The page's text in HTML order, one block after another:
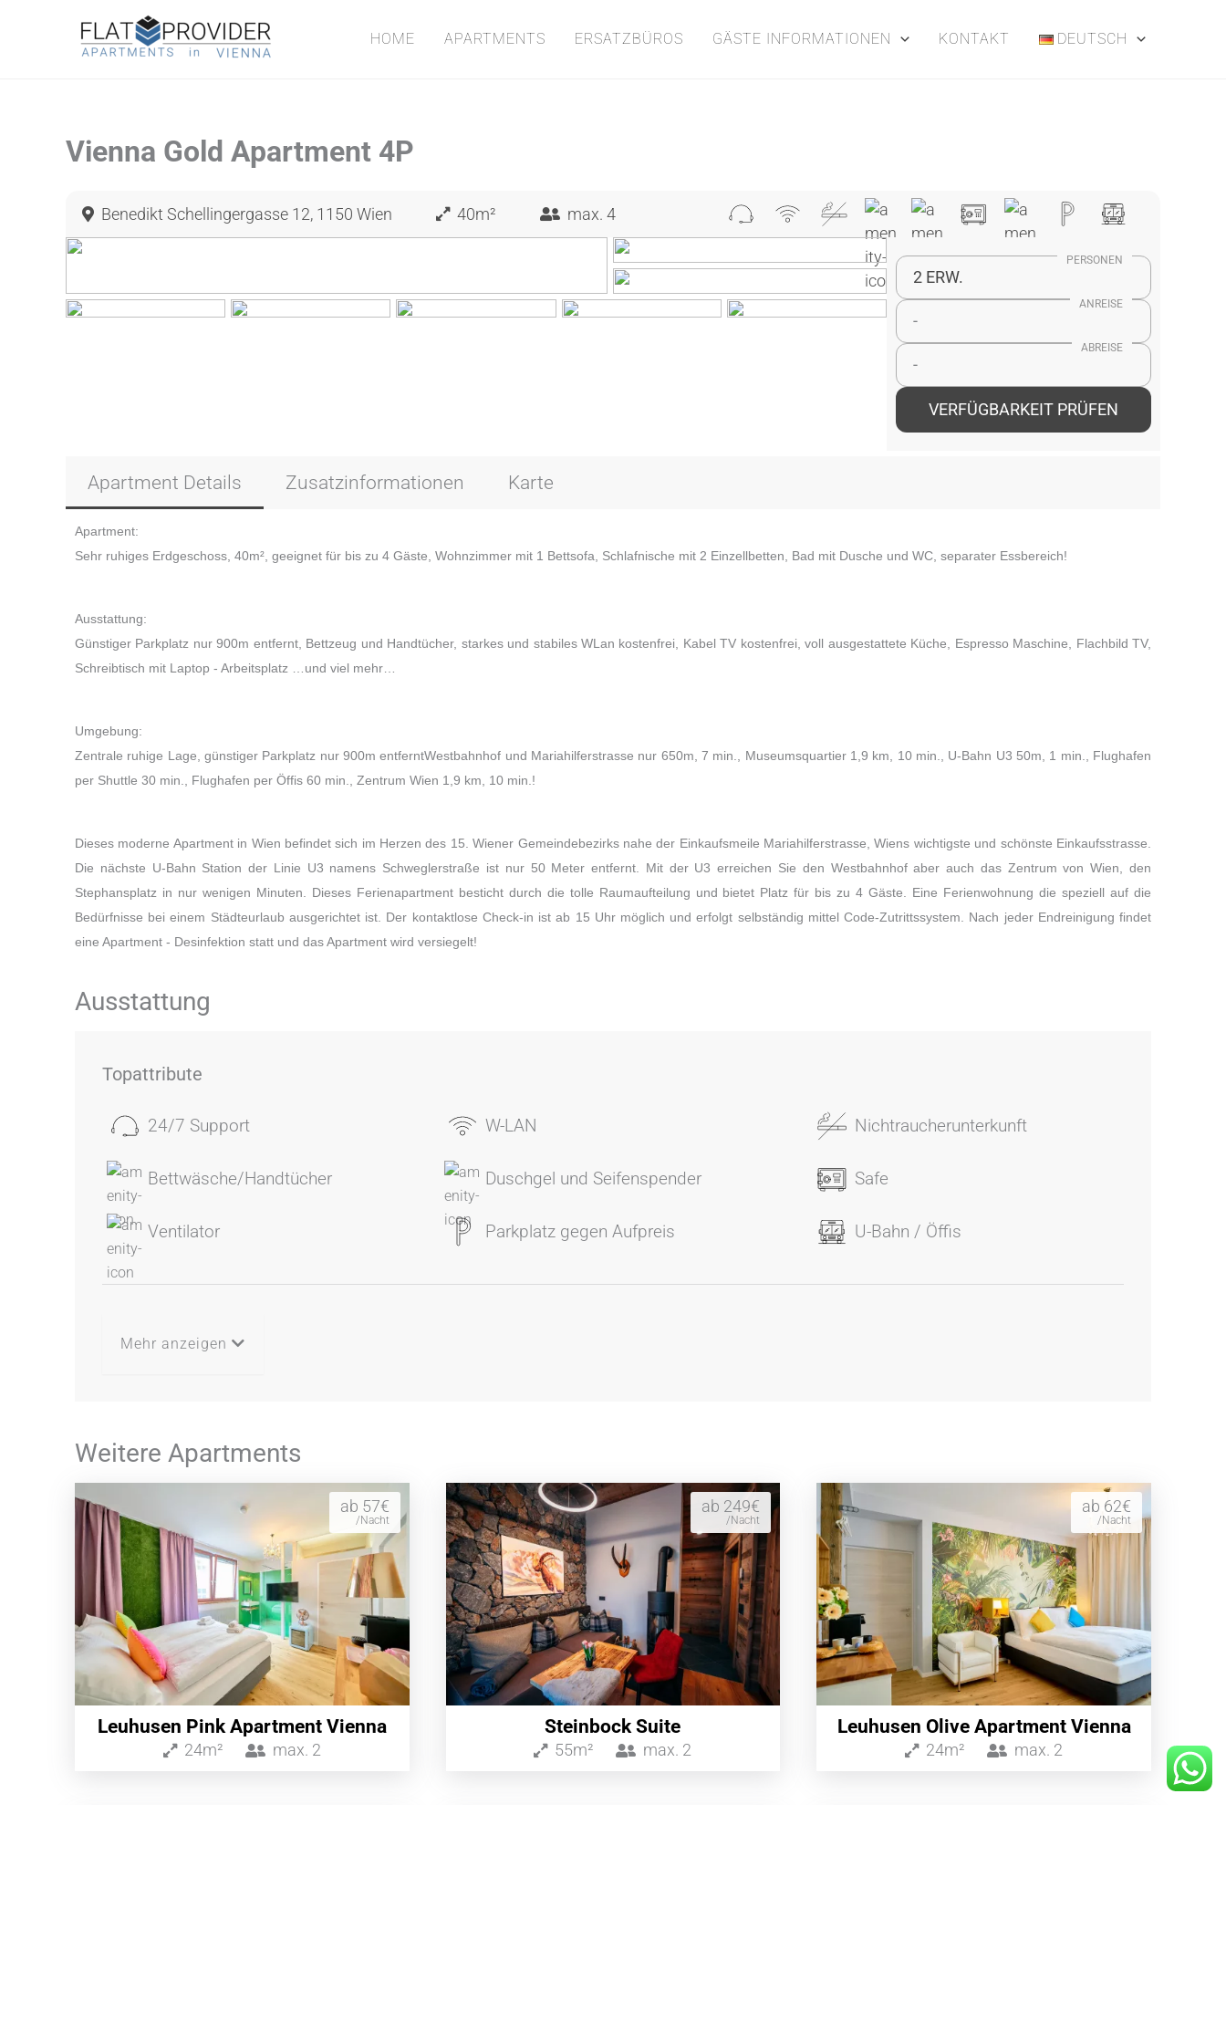
HOME APARTMENTS ERSATZBÜROS GÄSTE INFORMATIONEN KONTAKT DEUTSCH
Vienna Gold Apartment 4P
Benedikt Schellingergasse 12, 1150 Wien 40m² max. 4
PERSONEN
2 ERW.
ANREISE
-
ABREISE
-
VERFÜGBARKEIT PRÜFEN
Apartment Details Zusatzinformationen Karte
Apartment:
Sehr ruhiges Erdgeschoss, 40m², geeignet für bis zu 4 Gäste, Wohnzimmer mit 1 Bettsofa, Schlafnische mit 2 Einzellbetten, Bad mit Dusche und WC, separater Essbereich!
Ausstattung:
Günstiger Parkplatz nur 900m entfernt, Bettzeug und Handtücher, starkes und stabiles WLan kostenfrei, Kabel TV kostenfrei, voll ausgestattete Küche, Espresso Maschine, Flachbild TV,
Schreibtisch mit Laptop - Arbeitsplatz …und viel mehr…
Umgebung:
Zentrale ruhige Lage, günstiger Parkplatz nur 900m entferntWestbahnhof und Mariahilferstrasse nur 650m, 7 min., Museumsquartier 1,9 km, 10 min., U-Bahn U3 50m, 1 min., Flughafen
per Shuttle 30 min., Flughafen per Öffis 60 min., Zentrum Wien 1,9 km, 10 min.!
Dieses moderne Apartment in Wien befindet sich im Herzen des 15. Wiener Gemeindebezirks nahe der Einkaufsmeile Mariahilferstrasse, Wiens wichtigste und schönste Einkaufsstrasse.
Die nächste U-Bahn Station der Linie U3 namens Schweglerstraße ist nur 50 Meter entfernt. Mit der U3 erreichen Sie den Westbahnhof aber auch das Zentrum von Wien, den
Stephansplatz in nur wenigen Minuten. Dieses Ferienapartment besticht durch die tolle Raumaufteilung und bietet Platz für bis zu 4 Gäste. Eine Ferienwohnung die speziell auf die
Bedürfnisse bei einem Städteurlaub ausgerichtet ist. Der kontaktlose Check-in ist ab 15 Uhr möglich und erfolgt selbständig mittel Code-Zutrittssystem. Nach jeder Endreinigung findet
eine Apartment - Desinfektion statt und das Apartment wird versiegelt!
Ausstattung
Topattribute
24/7 Support W-LAN Nichtraucherunterkunft
Bettwäsche/Handtücher Duschgel und Seifenspender Safe
Ventilator Parkplatz gegen Aufpreis U-Bahn / Öffis
Mehr anzeigen
Weitere Apartments
ab 57€
/Nacht
Leuhusen Pink Apartment Vienna
24m² max. 2
ab 249€
/Nacht
Steinbock Suite
55m² max. 2
ab 62€
/Nacht
Leuhusen Olive Apartment Vienna
24m² max. 2